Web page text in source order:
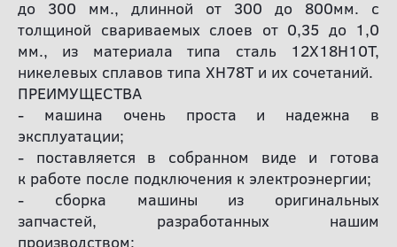
до 300 мм., длинной от 300 до 800мм. с
толщиной свариваемых слоев от 0,35 до 1,0
мм., из материала типа сталь 12Х18Н10Т,
никелевых сплавов типа ХН78Т и их сочетаний.
ПРЕИМУЩЕСТВА
- машина очень проста и надежна в
эксплуатации;
- поставляется в собранном виде и готова
к работе после подключения к электроэнергии;
- сборка машины из оригинальных
запчастей, разработанных нашим
производством;